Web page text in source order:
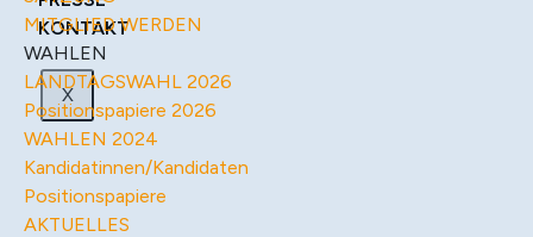
KONTAKT
X
MITGLIED WERDEN
WAHLEN
LANDTAGSWAHL 2026
Positionspapiere 2026
WAHLEN 2024
Kandidatinnen/Kandidaten
Positionspapiere
AKTUELLES